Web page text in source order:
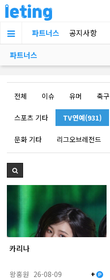
파트너스 공지사항
파트너스
전체 이슈 유머 축구
스포츠 기타 TV연예(931)
문화 기타 리그오브레전드
카리나
왕홍원 26-08-09 +